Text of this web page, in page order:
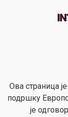
Ова страница
подршку
је